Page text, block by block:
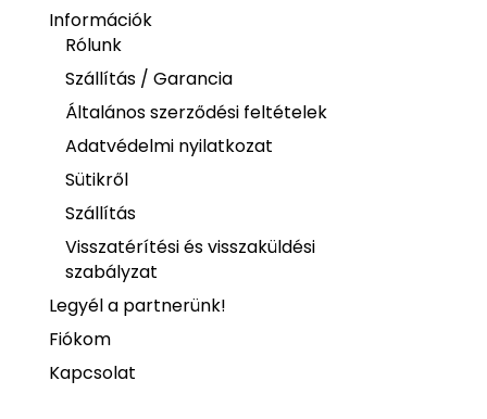
Információk
Rólunk
Szállítás / Garancia
Általános szerződési feltételek
Adatvédelmi nyilatkozat
Sütikről
Szállítás
Visszatérítési és visszaküldési
szabályzat
Legyél a partnerünk!
Fiókom
Kapcsolat